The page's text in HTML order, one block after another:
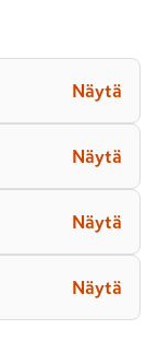
Näytä
Näytä
Näytä
Näytä